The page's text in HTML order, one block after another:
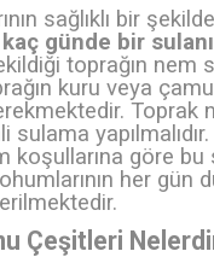
sağlıklı bir
günde bir
toprağın nem
kuru veya
Toprak
sulama
koşullarına göre bu
her gün
Çeşitleri